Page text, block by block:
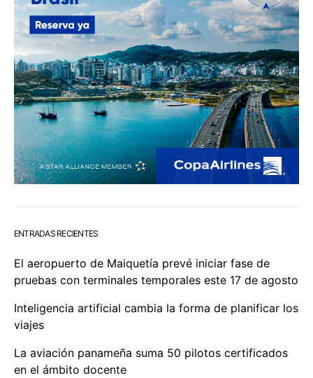
ENTRADAS RECIENTES
El aeropuerto de Maiquetía prevé iniciar fase de
pruebas con terminales temporales este 17 de agosto
Inteligencia artificial cambia la forma de planificar los
viajes
La aviación panameña suma 50 pilotos certificados
en el ámbito docente